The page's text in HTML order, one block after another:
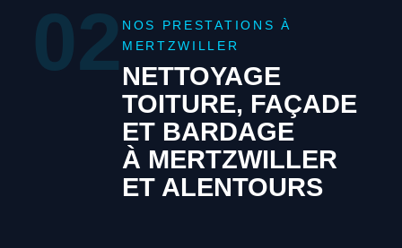
02 NOS PRESTATIONS À
MERTZWILLER
NETTOYAGE
TOITURE, FAÇADE
ET BARDAGE
À MERTZWILLER
ET ALENTOURS